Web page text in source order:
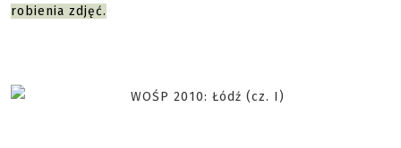
robienia zdjęć.